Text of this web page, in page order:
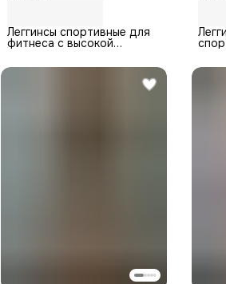
Леггинсы спортивные для
фитнеса с высокой